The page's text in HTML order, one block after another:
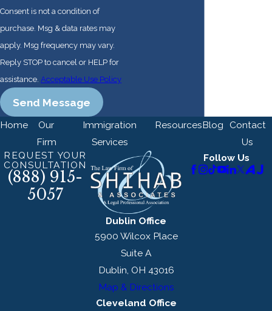
Consent is not a condition of
purchase. Msg & data rates may
apply. Msg frequency may vary.
Reply STOP to cancel or HELP for
assistance. Acceptable Use Policy
Send Message
Home
Our
Firm
Immigration
Services
ResourcesBlog Contact
Us
REQUEST YOUR
CONSULTATION
(888) 915-
5057
Follow Us
Dublin Office
5900 Wilcox Place
Suite A
Dublin, OH 43016
Map & Directions
Cleveland Office